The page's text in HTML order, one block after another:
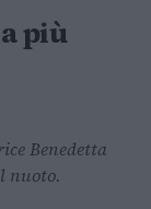
più
Benedetta
nuoto.